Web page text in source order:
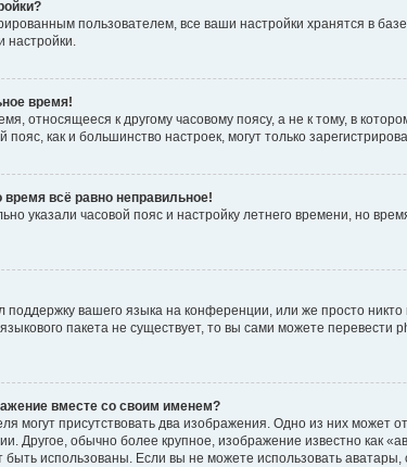
пользователем, все ваши настройки хранятся в
настройки.
время!
относящееся к другому часовому поясу, а не к тому, в
пояс, как и большинство настроек, могут только
всё равно неправильное!
указали часовой пояс и настройку летнего времени, но
поддержку вашего языка на конференции, или же просто
языкового пакета не существует, то вы сами можете
вместе со своим именем?
могут присутствовать два изображения. Одно из них может
Другое, обычно более крупное, изображение известно как
быть использованы. Если вы не можете использовать